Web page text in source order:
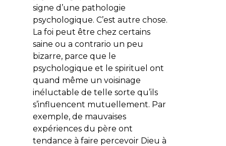
signe d’une pathologie
psychologique. C’est autre chose.
La foi peut être chez certains
saine ou a contrario un peu
bizarre, parce que le
psychologique et le spirituel ont
quand même un voisinage
inéluctable de telle sorte qu’ils
s’influencent mutuellement. Par
exemple, de mauvaises
expériences du père ont
tendance à faire percevoir Dieu à